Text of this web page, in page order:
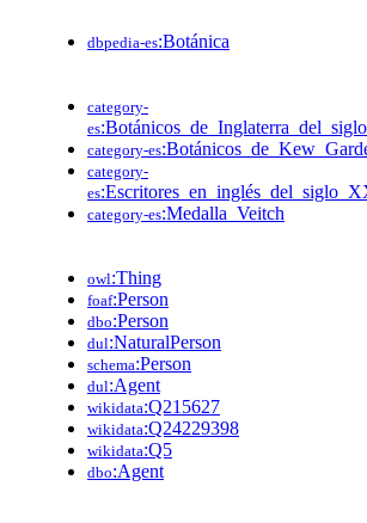
dbpedia-es:Botánica
category-
es
category-es
category-
es
category-es:Medalla_Veitch
owl:Thing
foaf:Person
dbo:Person
dul:NaturalPerson
schema:Person
dul:Agent
wikidata:Q215627
wikidata:Q24229398
wikidata:Q5
dbo:Agent